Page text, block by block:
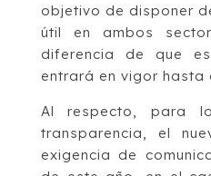
objetivo de disponer
útil en ambos
diferencia de que
entrará en vigor hasta
Al respecto, para
transparencia, el
exigencia de